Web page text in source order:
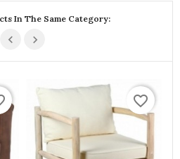
In The Same Category:
favorite_border